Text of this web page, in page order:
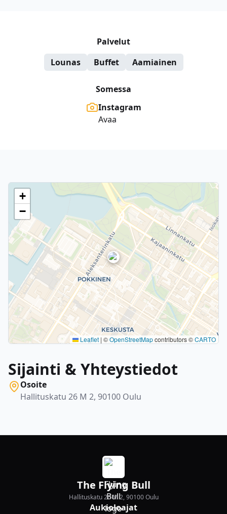
Palvelut
Lounas
Buffet Aamiainen
Somessa
Instagram
Avaa
+
−
Leaflet | ©OpenStreetMapcontributors ©CARTO
Sijainti & Yhteystiedot
Osoite
Hallituskatu 26 M 2, 90100 Oulu
The Flying Bull
Hallituskatu 26 M 2, 90100 Oulu
Aukioloajat